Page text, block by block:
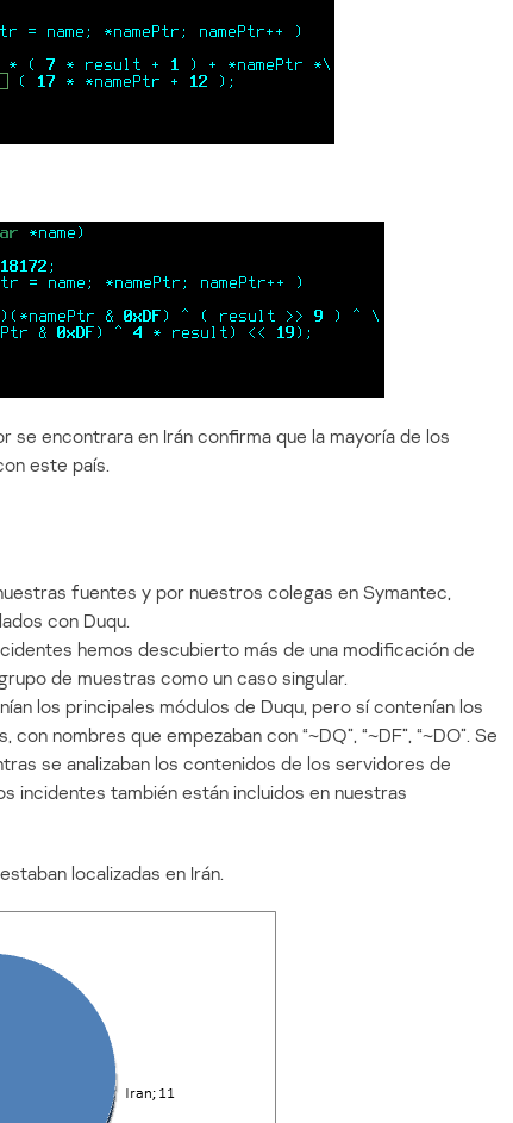
se encontrara en Irán confirma que la mayoría de los
este país.
fuentes y por nuestros colegas en Symantec,
con Duqu.
hemos descubierto más de una modificación de
de muestras como un caso singular.
los principales módulos de Duqu, pero sí contenían los
nombres que empezaban con “~DQ”, “~DF”, “~DO”. Se
se analizaban los contenidos de los servidores de
incidentes también están incluidos en nuestras
localizadas en Irán.